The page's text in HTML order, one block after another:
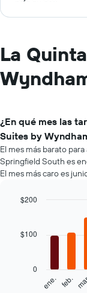
La
¿En qué mes las
Suites by
El mes más barato
Springfield South es
El mes más caro es
with
siguiente
ene. feb.
0
$100
$200